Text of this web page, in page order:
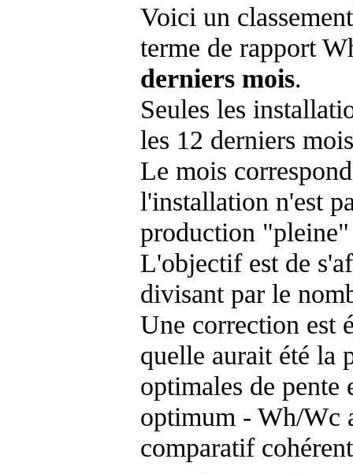
Voici un
terme de rapport
derniers mois.
Seules les
les 12 derniers
Le mois
l'installation n'est
production "pleine"
L'objectif est de
divisant par le
Une correction est
quelle aurait été la
optimales de
optimum - Wh/Wc
comparatif